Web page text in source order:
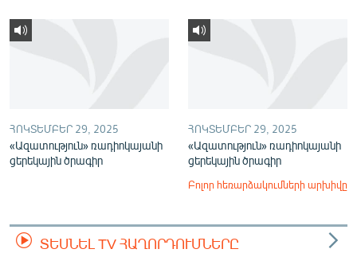
ՀՈԿՏԵՄԲԵՐ 29, 2025
«Ազատություն» ռադիոկայանի
ցերեկային ծրագիր
ՀՈԿՏԵՄԲԵՐ 29, 2025
«Ազատություն» ռադիոկայանի
ցերեկային ծրագիր
Բոլոր հեռարձակումների արխիվը
ՏԵՍՆԵԼ TV ՀԱՂՈՐԴՈՒՄՆԵՐԸ